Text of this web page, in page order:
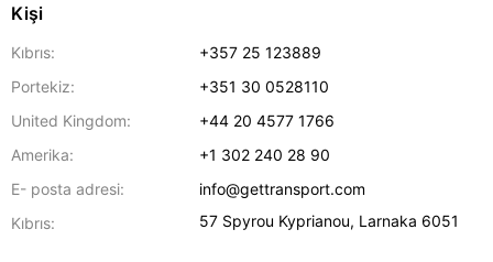
Kişi
Kıbrıs:
+357 25 123889
Portekiz:
+351 30 0528110
United Kingdom:
+44 20 4577 1766
Amerika:
+1 302 240 28 90
E- posta adresi:
info@gettransport.com
Kıbrıs:
57 Spyrou Kyprianou, Larnaka 6051